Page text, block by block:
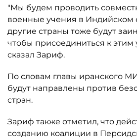
"Мы будем проводить
военные учения в Индийском
другие страны тоже будут
чтобы присоединиться к
сказал Зариф.
По словам главы иранского
будут направлены против
стран.
Зариф также отметил, что
созданию коалиции в